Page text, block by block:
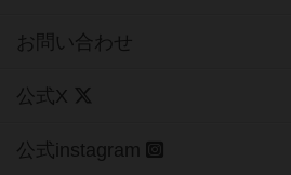
お問い合わせ
公式X
公式instagram